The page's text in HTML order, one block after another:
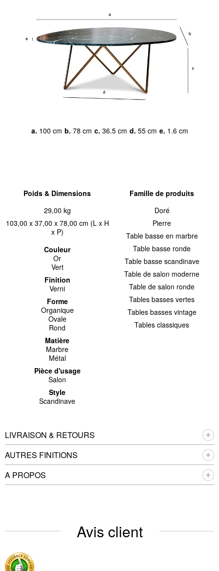
a. 100 cm b. 78 cm c. 36.5 cm d. 55 cm e. 1.6 cm
Poids & Dimensions
29,00 kg
103,00 x 37,00 x 78,00 cm (L x H
x P)
Couleur
Or
Vert
Finition
Verni
Forme
Organique
Ovale
Rond
Matière
Marbre
Métal
Pièce d'usage
Salon
Style
Scandinave
Famille de produits
Doré
Pierre
Table basse en marbre
Table basse ronde
Table basse scandinave
Table de salon moderne
Table de salon ronde
Tables basses vertes
Tables basses vintage
Tables classiques
LIVRAISON & RETOURS
AUTRES FINITIONS
A PROPOS
Avis client